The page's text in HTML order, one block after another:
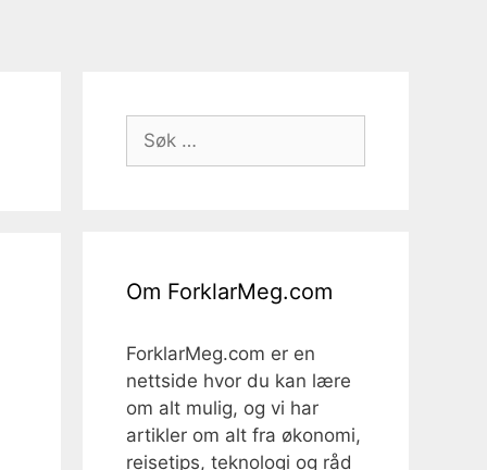
Søk
etter:
Om ForklarMeg.com
ForklarMeg.com er en
nettside hvor du kan lære
om alt mulig, og vi har
artikler om alt fra økonomi,
reisetips, teknologi og råd